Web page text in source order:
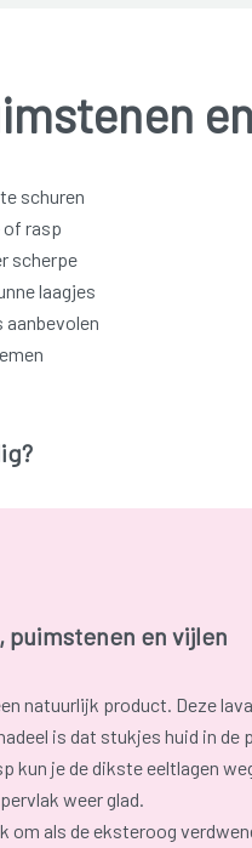
schuren
of rasp
scherpe
laagjes
puimstenen en vijlen
natuurlijk product. Deze
is dat stukjes huid in de
kun je de dikste eeltlagen
weer glad.
om als de eksteroog